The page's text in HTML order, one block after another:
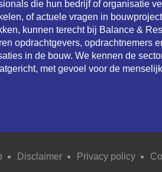
die hun bedrijf of organisatie
of actuele vragen in
kunnen terecht bij Balance &
opdrachtgevers, opdrachtnemers
in de bouw. We kennen de
met gevoel voor de
Disclaimer Privacy policy